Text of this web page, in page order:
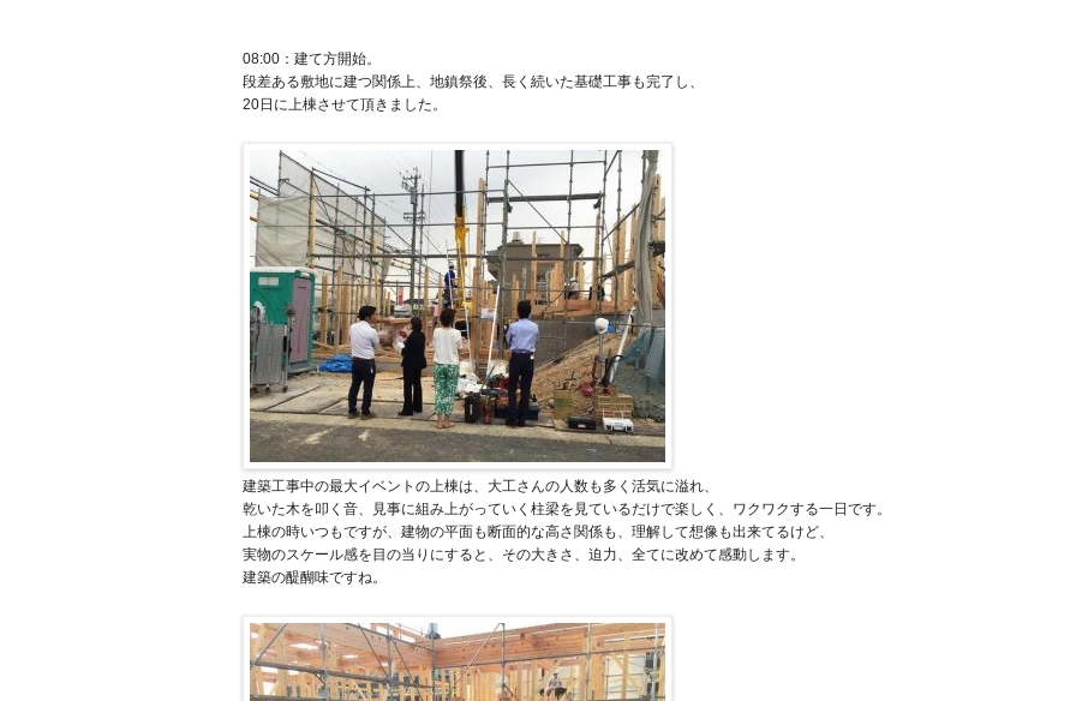
08:00：建て方開始。
段差ある敷地に建つ関係上、地鎮祭後、長く続いた基礎工事も完了し、
20日に上棟させて頂きました。
建築工事中の最大イベントの上棟は、大工さんの人数も多く活気に溢れ、
乾いた木を叩く音、見事に組み上がっていく柱梁を見ているだけで楽しく、ワクワクする一日です。
上棟の時いつもですが、建物の平面も断面的な高さ関係も、理解して想像も出来てるけど、
実物のスケール感を目の当りにすると、その大きさ、迫力、全てに改めて感動します。
建築の醍醐味ですね。